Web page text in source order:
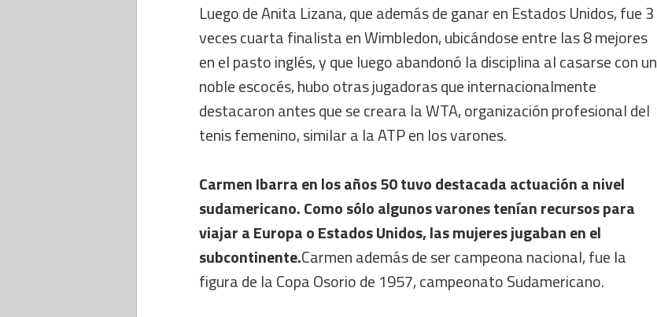
Luego de Anita Lizana, que además de ganar en Estados Unidos, fue 3
veces cuarta finalista en Wimbledon, ubicándose entre las 8 mejores
en el pasto inglés, y que luego abandonó la disciplina al casarse con un
noble escocés, hubo otras jugadoras que internacionalmente
destacaron antes que se creara la WTA, organización profesional del
tenis femenino, similar a la ATP en los varones.
Carmen Ibarra en los años 50 tuvo destacada actuación a nivel
sudamericano. Como sólo algunos varones tenían recursos para
viajar a Europa o Estados Unidos, las mujeres jugaban en el
subcontinente.Carmen además de ser campeona nacional, fue la
figura de la Copa Osorio de 1957, campeonato Sudamericano.